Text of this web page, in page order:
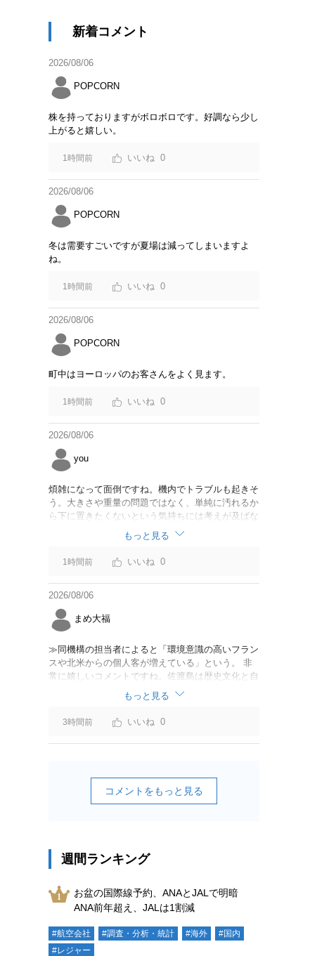
新着コメント
2026/08/06
POPCORN
株を持っておりますがボロボロです。好調なら少し
上がると嬉しい。
1時間前 0
2026/08/06
POPCORN
冬は需要すごいですが夏場は減ってしまいますよ
ね。
1時間前 0
2026/08/06
POPCORN
町中はヨーロッパのお客さんをよく見ます。
1時間前 0
2026/08/06
you
煩雑になって面倒ですね。機内でトラブルも起きそ
う。大きさや重量の問題ではなく、単純に汚れるか
ら下に置きたくないという気持ちには考えが及ばな
かったのでしょうかね。いっそ、荷物棚を撤去した
座席を作って、座席指定も荷物も含んだプランとす
べて無しで格安プランで分けてもらった方がシンプ
ルで分かりやすいかも。どんどん料金が細分化され
て面倒です。
もっと見る
1時間前 0
2026/08/06
まめ大福
≫同機構の担当者によると「環境意識の高いフラン
スや北米からの個人客が増えている」という。 非
常に嬉しいコメントですね。佐渡島は歴史文化と自
然が相まっての土地となっているので、個人的には
環境意識の低い人は来ないでほしいです。「金がと
れるんじゃないか」と勝手に穴掘ったりしそうな国
の人は来ないでほしいですね。
もっと見る
3時間前 0
コメントをもっと見る
週間ランキング
お盆の国際線予約、ANAとJALで明暗
ANA前年超え、JALは1割減
#航空会社 #調査・分析・統計 #海外
#国内
#レジャー